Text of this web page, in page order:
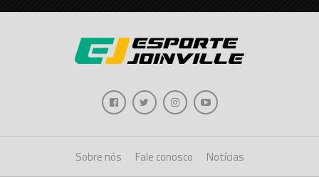
Sobre nós Fale conosco Notícias